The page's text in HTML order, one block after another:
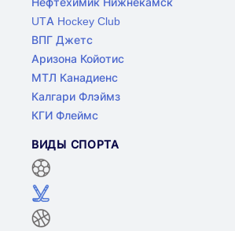
UTA Hockey Club
ВПГ Джетс
Аризона Койотис
МТЛ Канадиенс
Калгари Флэймз
КГИ Флеймс
ВИДЫ СПОРТА